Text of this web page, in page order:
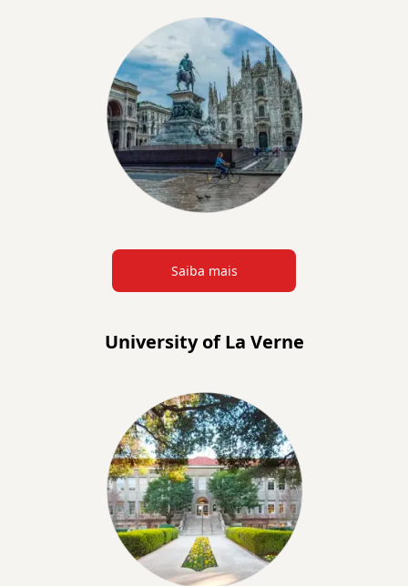
Saiba mais
University of La Verne